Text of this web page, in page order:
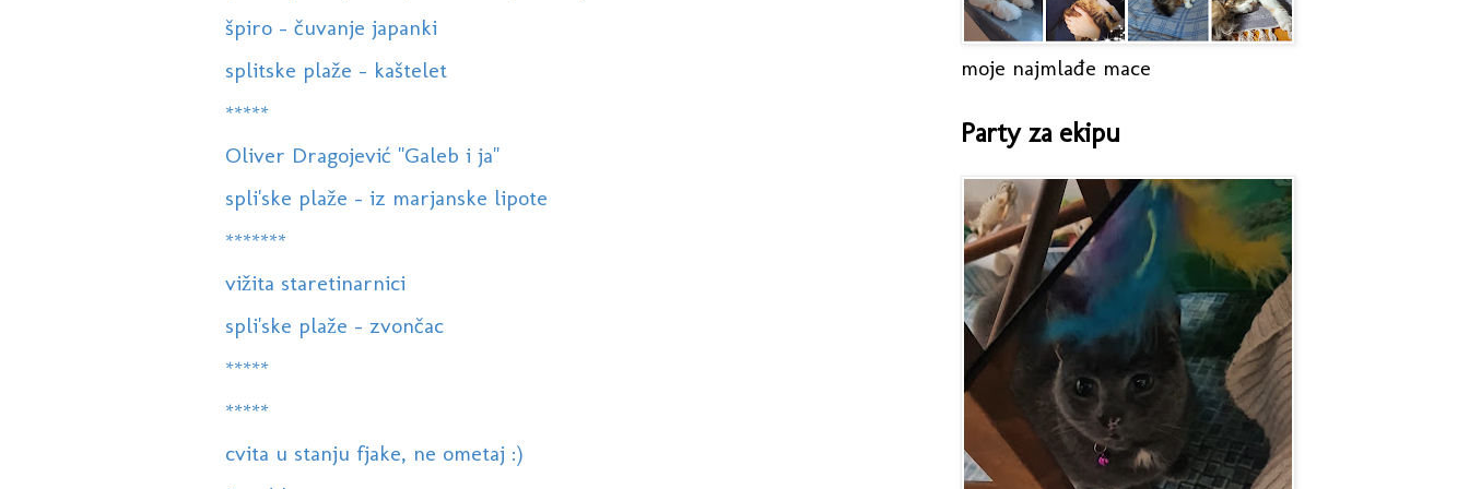
špiro - čuvanje japanki
splitske plaže - kaštelet
*****
Oliver Dragojević "Galeb i ja"
spli'ske plaže - iz marjanske lipote
*******
vižita staretinarnici
spli'ske plaže - zvončac
*****
*****
cvita u stanju fjake, ne ometaj :)
moje najmlađe mace
Party za ekipu